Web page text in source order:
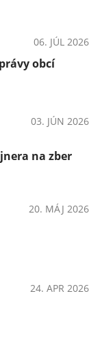
06. JÚL 2026
obcí
03. JÚN 2026
na zber
20. MÁJ 2026
24. APR 2026